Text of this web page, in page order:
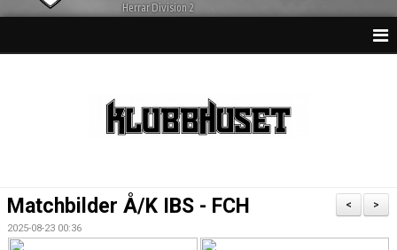
Herrar Division 2
TRUPPEN
>
<
Matchbilder Å/K IBS - FCH
2025-08-23 00:36